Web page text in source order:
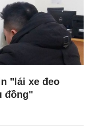
"lái xe đeo
đồng"